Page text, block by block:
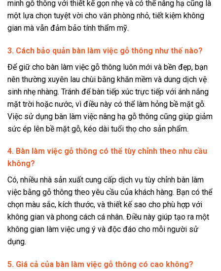
minh gỗ thông với thiết kế gọn nhẹ và có thể nâng hạ cũng là
một lựa chọn tuyệt vời cho văn phòng nhỏ, tiết kiệm không
gian mà vẫn đảm bảo tính thẩm mỹ.
3. Cách bảo quản bàn làm việc gỗ thông như thế nào?
Để giữ cho bàn làm việc gỗ thông luôn mới và bền đẹp, bạn
nên thường xuyên lau chùi bằng khăn mềm và dung dịch vệ
sinh nhẹ nhàng. Tránh để bàn tiếp xúc trực tiếp với ánh nắng
mặt trời hoặc nước, vì điều này có thể làm hỏng bề mặt gỗ.
Việc sử dụng bàn làm việc nâng hạ gỗ thông cũng giúp giảm
sức ép lên bề mặt gỗ, kéo dài tuổi thọ cho sản phẩm.
4. Bàn làm việc gỗ thông có thể tùy chỉnh theo nhu cầu
không?
Có, nhiều nhà sản xuất cung cấp dịch vụ tùy chỉnh bàn làm
việc bằng gỗ thông theo yêu cầu của khách hàng. Bạn có thể
chọn màu sắc, kích thước, và thiết kế sao cho phù hợp với
không gian và phong cách cá nhân. Điều này giúp tạo ra một
không gian làm việc ưng ý và độc đáo cho mỗi người sử
dụng.
5. Giá cả của bàn làm việc gỗ thông có cao không?